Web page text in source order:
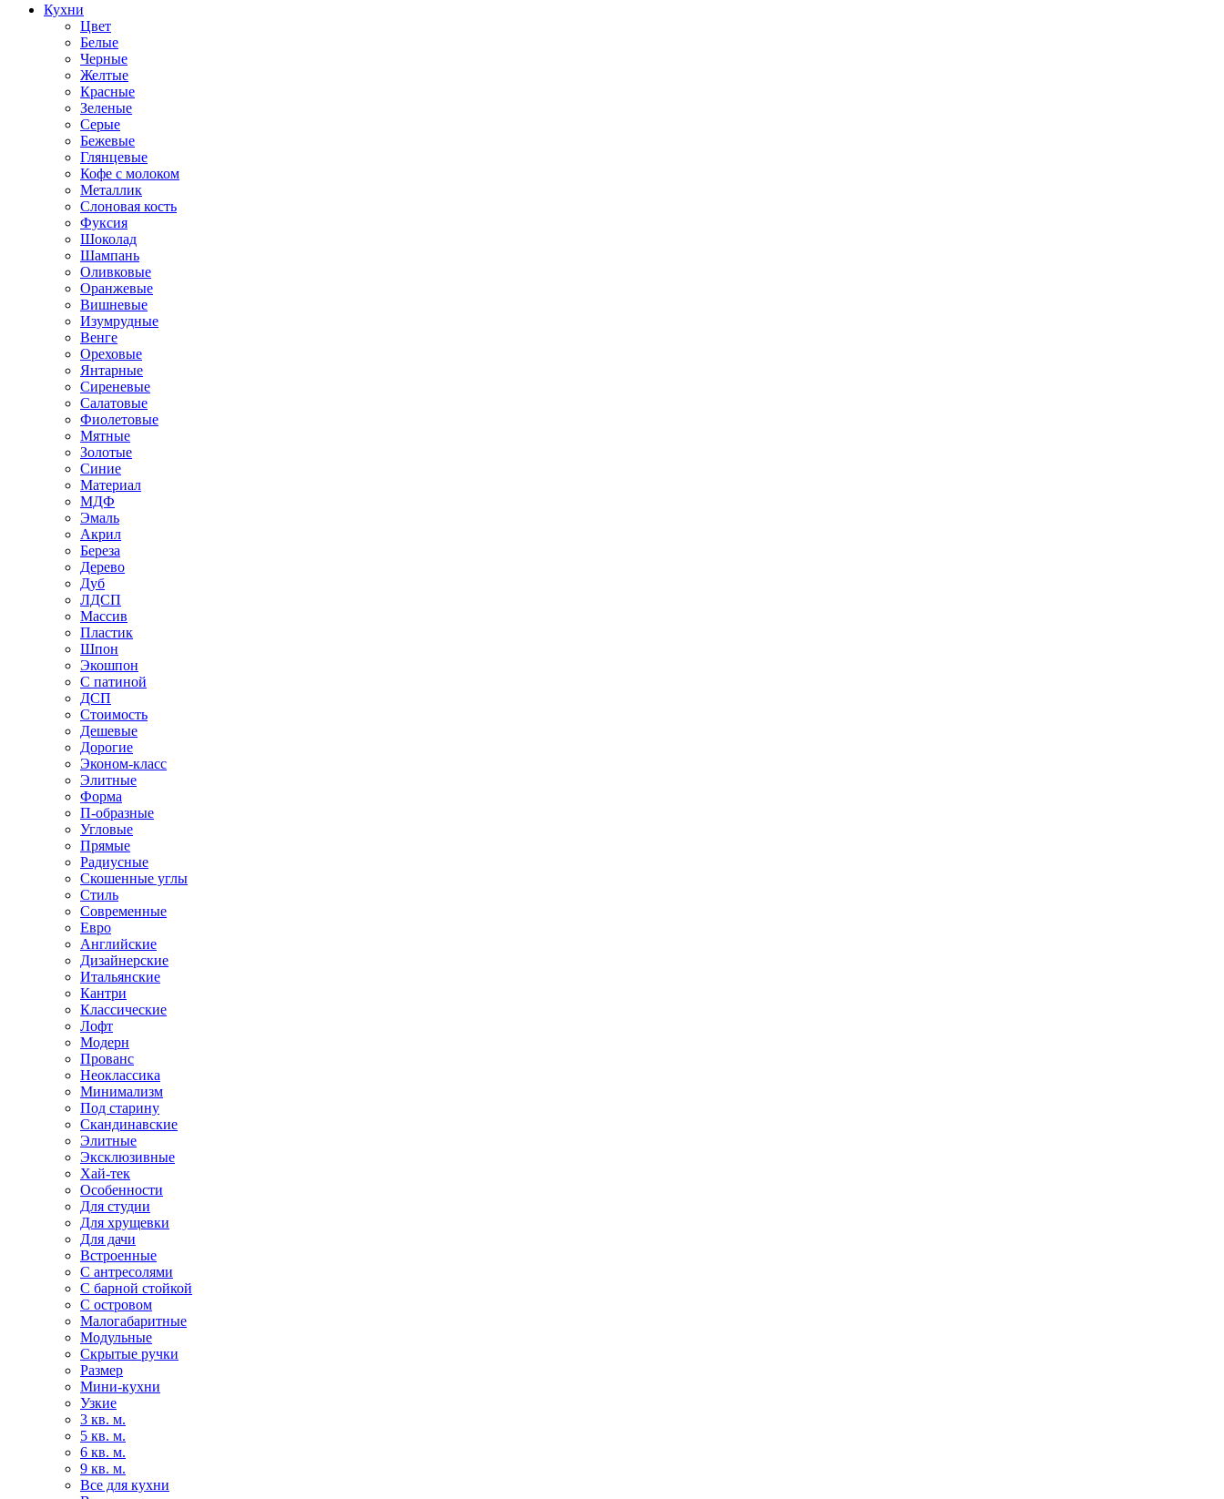
Кухни
Цвет
Белые
Черные
Желтые
Красные
Зеленые
Серые
Бежевые
Глянцевые
Кофе с молоком
Металлик
Слоновая кость
Фуксия
Шоколад
Шампань
Оливковые
Оранжевые
Вишневые
Изумрудные
Венге
Ореховые
Янтарные
Сиреневые
Салатовые
Фиолетовые
Мятные
Золотые
Синие
Материал
МДФ
Эмаль
Акрил
Береза
Дерево
Дуб
ЛДСП
Массив
Пластик
Шпон
Экошпон
С патиной
ДСП
Стоимость
Дешевые
Дорогие
Эконом-класс
Элитные
Форма
П-образные
Угловые
Прямые
Радиусные
Скошенные углы
Стиль
Современные
Евро
Английские
Дизайнерские
Итальянские
Кантри
Классические
Лофт
Модерн
Прованс
Неоклассика
Минимализм
Под старину
Скандинавские
Элитные
Эксклюзивные
Хай-тек
Особенности
Для студии
Для хрущевки
Для дачи
Встроенные
С антресолями
С барной стойкой
С островом
Малогабаритные
Модульные
Скрытые ручки
Размер
Мини-кухни
Узкие
3 кв. м.
5 кв. м.
6 кв. м.
9 кв. м.
Все для кухни